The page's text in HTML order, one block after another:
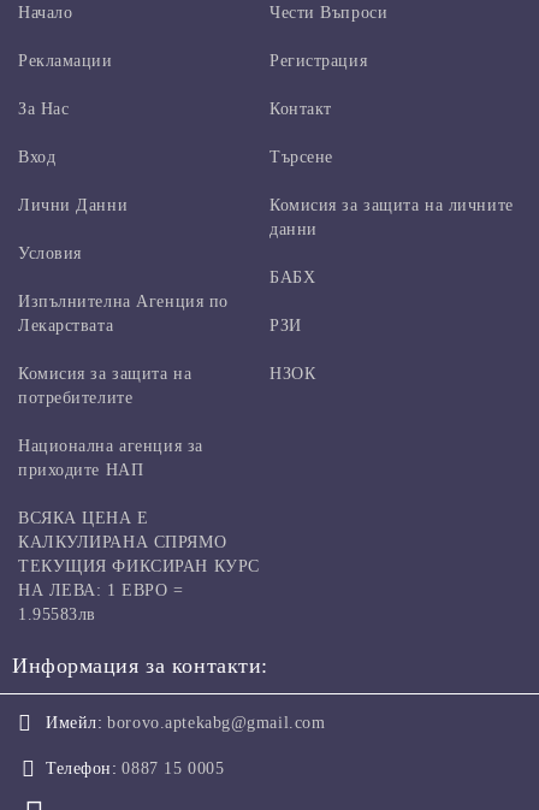
Начало
Рекламации
За Нас
Вход
Чести Въпроси
Регистрация
Контакт
Търсене
Лични Данни
Условия
Изпълнителна Агенция по
Лекарствата
Комисия за защита на
потребителите
Комисия за защита на личните
данни
БАБХ
РЗИ
НЗОК
Национална агенция за
приходите НАП
ВСЯКА ЦЕНА Е
КАЛКУЛИРАНА СПРЯМО
ТЕКУЩИЯ ФИКСИРАН КУРС
НА ЛЕВА: 1 ЕВРО =
1.95583лв
Информация за контакти:
Имейл: borovo.aptekabg@gmail.com
Телефон: 0887 15 0005